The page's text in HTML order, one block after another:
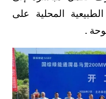
المحلية على
.